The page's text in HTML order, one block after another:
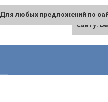
Для
сайту:
Для любых предложений по